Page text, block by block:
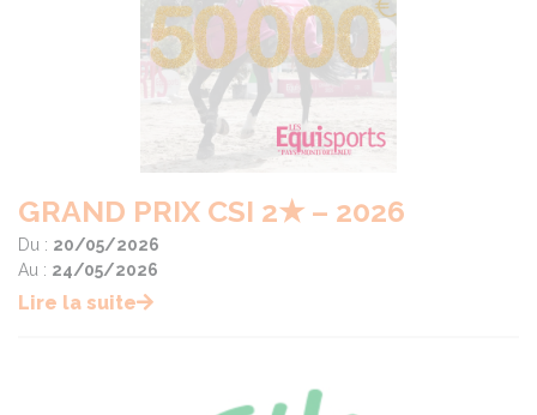
GRAND PRIX CSI 2★ – 2026
Du : 20/05/2026
Au : 24/05/2026
Lire la suite